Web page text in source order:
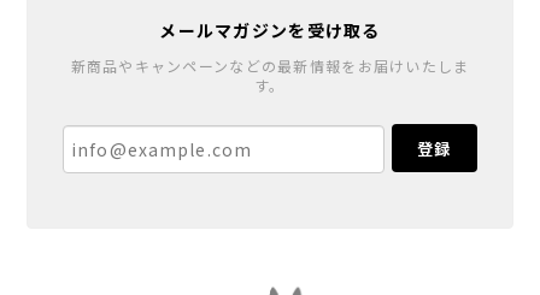
メールマガジンを受け取る
新商品やキャンペーンなどの最新情報をお届けいたしま
す。
登録